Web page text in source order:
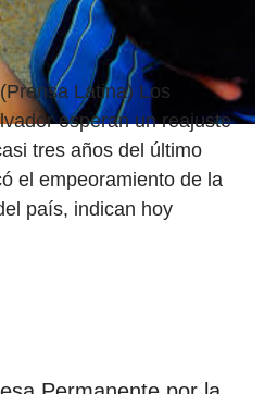
Latina) Los
esperan un reajuste
tres años del último
el empeoramiento de la
país, indican hoy